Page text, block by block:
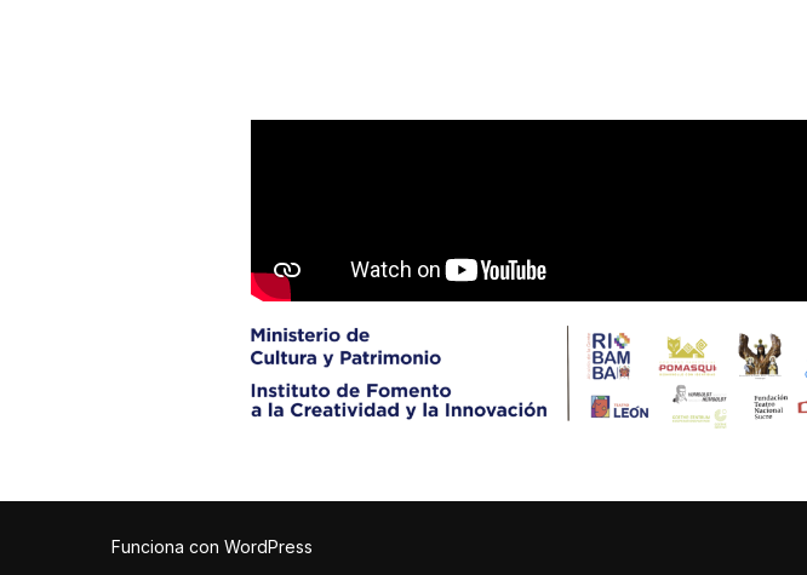
Funciona con WordPress